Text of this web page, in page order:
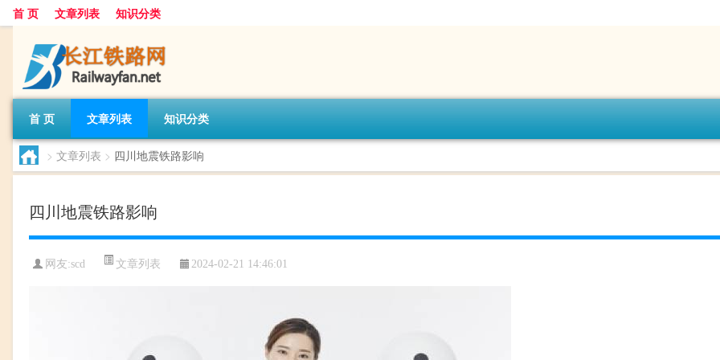
首 页 文章列表 知识分类
首 页 文章列表 知识分类
> 文章列表 > 四川地震铁路影响
四川地震铁路影响
网友:scd 文章列表 2024-02-21 14:46:01